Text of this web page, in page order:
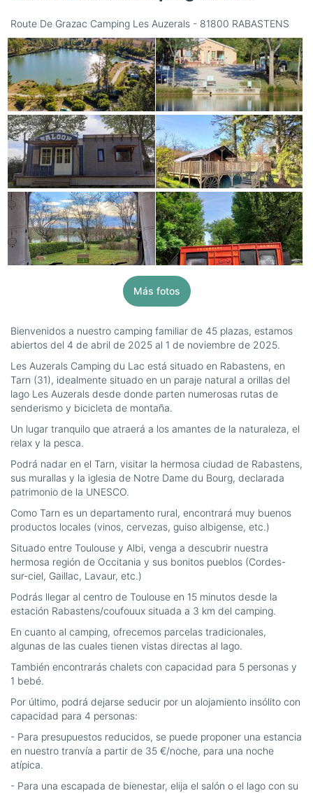
Route De Grazac Camping Les Auzerals - 81800 RABASTENS
Más fotos
Bienvenidos a nuestro camping familiar de 45 plazas, estamos
abiertos del 4 de abril de 2025 al 1 de noviembre de 2025.
Les Auzerals Camping du Lac está situado en Rabastens, en
Tarn (31), idealmente situado en un paraje natural a orillas del
lago Les Auzerals desde donde parten numerosas rutas de
senderismo y bicicleta de montaña.
Un lugar tranquilo que atraerá a los amantes de la naturaleza, el
relax y la pesca.
Podrá nadar en el Tarn, visitar la hermosa ciudad de Rabastens,
sus murallas y la iglesia de Notre Dame du Bourg, declarada
patrimonio de la UNESCO.
Como Tarn es un departamento rural, encontrará muy buenos
productos locales (vinos, cervezas, guiso albigense, etc.)
Situado entre Toulouse y Albi, venga a descubrir nuestra
hermosa región de Occitania y sus bonitos pueblos (Cordes-
sur-ciel, Gaillac, Lavaur, etc.)
Podrás llegar al centro de Toulouse en 15 minutos desde la
estación Rabastens/coufouux situada a 3 km del camping.
En cuanto al camping, ofrecemos parcelas tradicionales,
algunas de las cuales tienen vistas directas al lago.
También encontrarás chalets con capacidad para 5 personas y
1 bebé.
Por último, podrá dejarse seducir por un alojamiento insólito con
capacidad para 4 personas:
- Para presupuestos reducidos, se puede proponer una estancia
en nuestro tranvía a partir de 35 €/noche, para una noche
atípica.
- Para una escapada de bienestar, elija el salón o el lago con su